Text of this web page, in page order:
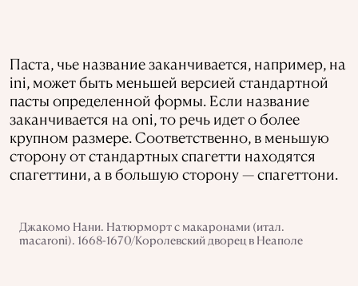
Паста, чье название заканчивается, например, на
ini, может быть меньшей версией стандартной
пасты определенной формы. Если название
заканчивается на oni, то речь идет о более
крупном размере. Соответственно, в меньшую
сторону от стандартных спагетти находятся
спагеттини, а в большую сторону — спагеттони.
Джакомо Нани. Натюрморт с макаронами (итал.
macaroni). 1668-1670/Королевский дворец в Неаполе